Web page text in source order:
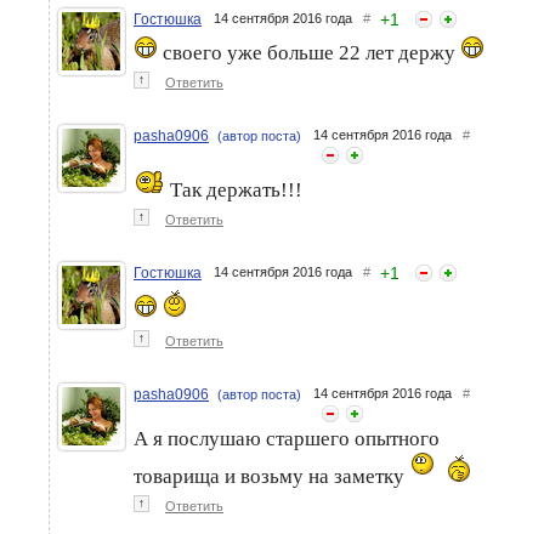
Гостюшка 14 сентября 2016 года # +1
своего уже больше 22 лет держу
↑ Ответить
pasha0906 (автор поста) 14 сентября 2016 года #
Так держать!!!
↑ Ответить
Гостюшка 14 сентября 2016 года # +1
↑ Ответить
pasha0906 (автор поста) 14 сентября 2016 года #
А я послушаю старшего опытного
товарища и возьму на заметку
↑ Ответить